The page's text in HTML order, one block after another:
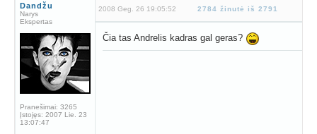
Dandžu
Narys
Ekspertas
Pranešimai: 3265
Įstojęs: 2007 Lie. 23
13:07:47
2008 Geg. 26 19:05:52 2784 žinutė iš 2791
Čia tas Andrelis kadras gal geras?